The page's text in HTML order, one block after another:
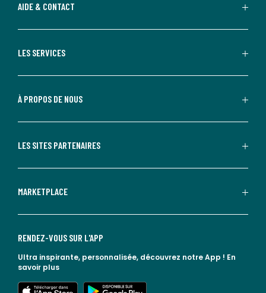
AIDE & CONTACT
LES SERVICES
À PROPOS DE NOUS
LES SITES PARTENAIRES
MARKETPLACE
RENDEZ-VOUS SUR L'APP
Ultra inspirante, personnalisée, découvrez notre App ! En
savoir plus
lien vers l'app store
lien vers google play